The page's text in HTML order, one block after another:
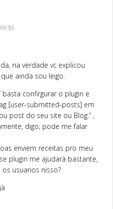
na verdade vc explicou
ainda sou leigo.
basta confirgurar o plugin e
[user-submitted-posts] em
post do seu site ou Blog.” ,
digo, pode me falar
enviem receitas pro meu
plugin me ajudarà bastante,
usuarios nisso?